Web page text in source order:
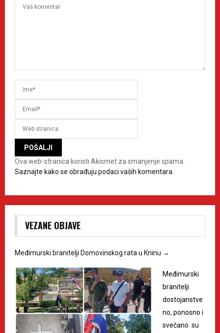
Ova web-stranica koristi Akismet za smanjenje spama.
Saznajte kako se obrađuju podaci vaših komentara.
VEZANE OBJAVE
Međimurski branitelji Domovinskog rata u Kninu →
Međimurski
branitelji
dostojanstve
no, ponosno i
svečano su